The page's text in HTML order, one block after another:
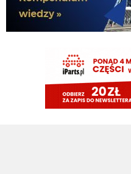
G3nesis
07.08.2026 19:15
Hehe 😁
Adriano ty already dead a nie
FENDI_SOSA 07.08.2026 18:56
Oleeks ciśnij go he